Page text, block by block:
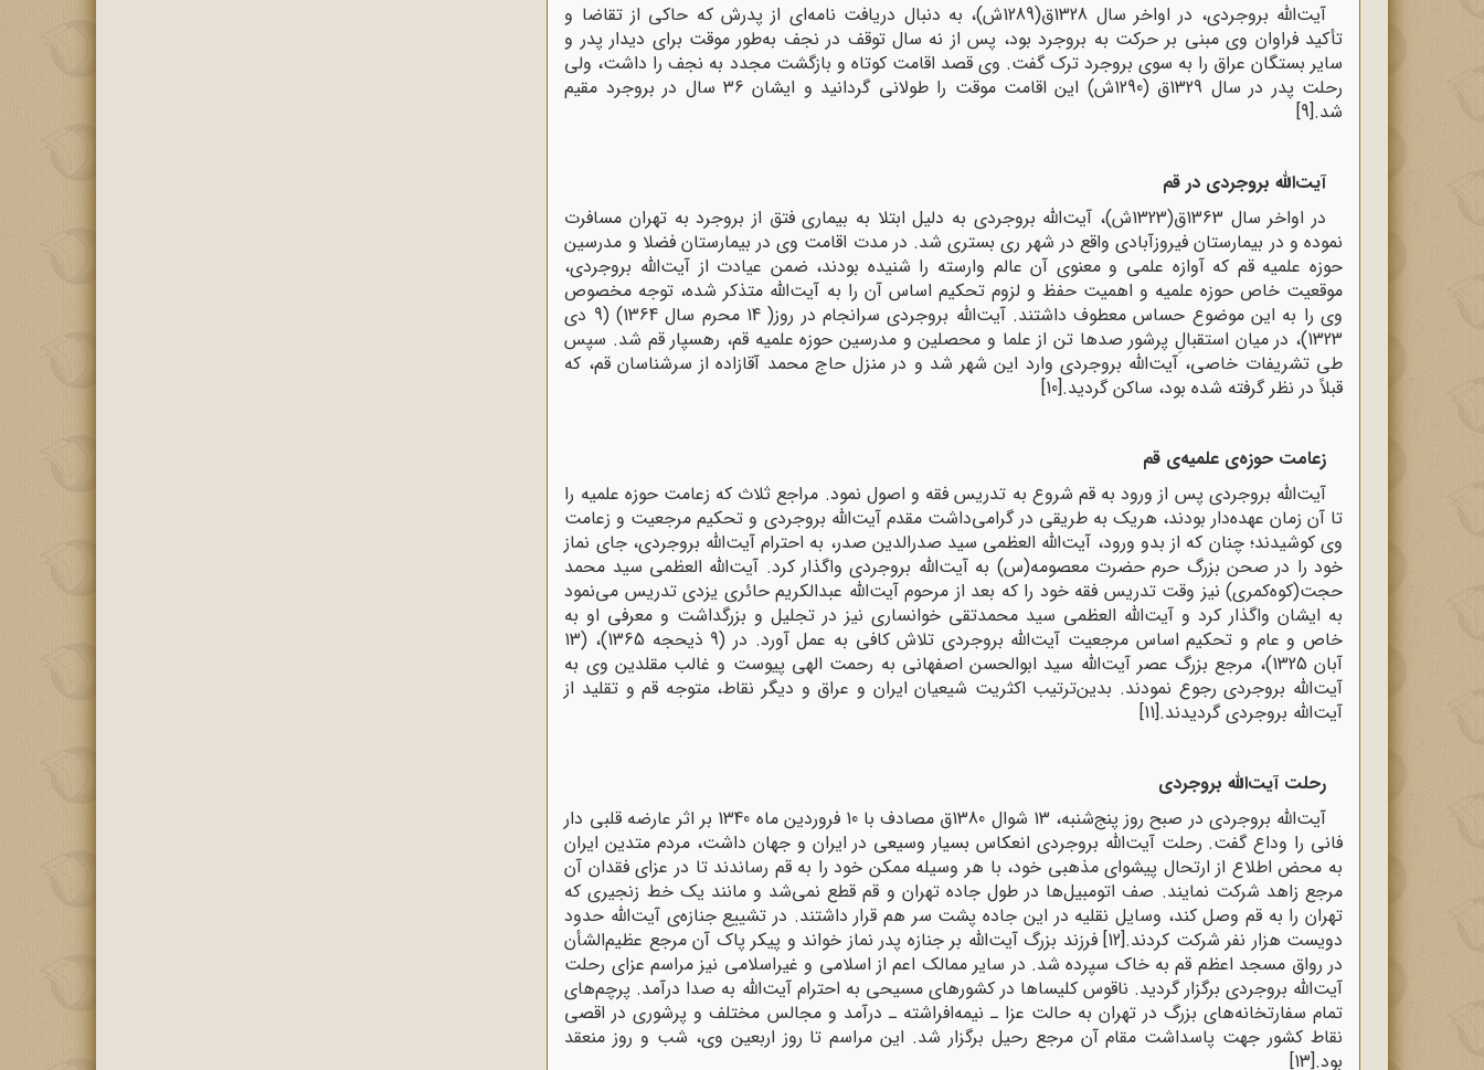
آیت‌الله بروجردی، در اواخر سال 1328ق(1289ش)، به دنبال دریافت نامه‌ای از پدرش که حاکی از تقاضا و
تأکید فراوان وی مبنی بر حرکت به بروجرد بود، پس از نه سال توقف در نجف به‌طور موقت برای دیدار پدر و
سایر بستگان عراق را به سوی بروجرد ترک گفت. وی قصد اقامت کوتاه و بازگشت مجدد به نجف را داشت، ولی
رحلت پدر در سال 1329ق (1290ش) این اقامت موقت را طولانی گردانید و ایشان 36 سال در بروجرد مقیم
شد.[9]
آیت‌الله بروجردی در قم
در اواخر سال 1363ق(1323ش)، آیت‌الله بروجردی به ‌دلیل ابتلا به بیماری فتق از بروجرد به تهران مسافرت
نموده و در بیمارستان فیروزآبادی واقع در شهر ری بستری شد. در مدت اقامت وی در بیمارستان فضلا و مدرسین
حوزه‌ علمیه‌ قم که آوازه‌‌ علمی و معنوی آن عالم وارسته را شنیده بودند، ضمن عیادت از آیت‌الله بروجردی،
موقعیت خاص حوزه‌ علمیه‌ و اهمیت حفظ و لزوم تحکیم اساس آن را به آیت‌الله متذکر شده، توجه مخصوص
وی را به این موضوع حساس معطوف داشتند. آیت‌الله بروجردی سرانجام در روز( 14 محرم سال 1364) (9 دی
1323)، در میان استقبالِ پرشور صدها تن از علما و محصلین و مدرسین حوزه‌ علمیه‌ قم، رهسپار قم شد. سپس
طی تشریفات خاصی، آیت‌الله بروجردی وارد این شهر شد و در منزل حاج محمد آقازاده از سرشناسان قم، که
قبلاً در نظر گرفته شده بود، ساکن گردید.[10]
زعامت حوزه‌ی علمیه‌ی قم
آیت‌الله بروجردی پس از ورود به قم شروع به تدریس فقه و اصول نمود. مراجع ثلاث که زعامت حوزه‌ علمیه را
تا آن زمان عهده‌دار بودند، هریک به طریقی در گرامی‌داشت مقدم آیت‌الله بروجردی و تحکیم مرجعیت و زعامت
وی کوشیدند؛ چنان که از بدو ورود، آیت‌الله ‌العظمی سید صدرالدین صدر، به احترام آیت‌الله بروجردی، جای نماز
خود را در صحن بزرگ حرم حضرت معصومه(س) به آیت‌الله بروجردی واگذار کرد. آیت‌الله ‌العظمی سید محمد
حجت(کوه‌کمری) نیز وقت تدریس فقه خود را که بعد از مرحوم آیت‌الله عبدالکریم حائری یزدی تدریس می‌نمود
به ایشان واگذار کرد و آیت‌الله ‌العظمی سید ‌محمدتقی خوانساری نیز در تجلیل و بزرگداشت و معرفی او به
خاص و عام و تحکیم اساس مرجعیت آیت‌الله بروجردی تلاش کافی به عمل آورد. در (9 ذیحجه 1365)، (13
آبان 1325)، مرجع بزرگ عصر آیت‌الله سید ابوالحسن اصفهانی به رحمت الهی پیوست و غالب مقلدین وی به
آیت‌الله بروجردی رجوع نمودند. بدین‌ترتیب اکثریت شیعیان ایران و عراق و دیگر نقاط، متوجه قم و تقلید از
آیت‌الله بروجردی گردیدند.[11]
رحلت آیت‌الله بروجردی
آیت‌الله بروجردی در صبح روز پنج‌شنبه، 13 شوال 1380ق مصادف با 10 فروردین ماه 1340 بر اثر عارضه قلبی دار
فانی را وداع گفت. رحلت آیت‌الله بروجردی انعکاس بسیار وسیعی در ایران و جهان داشت، مردم متدین ایران
به ‌محض اطلاع از ارتحال پیشوای مذهبی خود، با هر وسیله‌ ممکن خود را به قم رساندند تا در عزای فقدان آن
مرجع زاهد شرکت نمایند. صف اتومبیل‌ها در طول جاده‌ تهران و قم قطع نمی‌شد و مانند ‌یک خط زنجیری که
تهران را به قم وصل کند، وسایل نقلیه در این جاده پشت سر هم قرار داشتند. در تشییع جنازه‌ی آیت‌الله حدود
دویست هزار نفر شرکت کردند.[12]فرزند بزرگ آیت‌الله بر جنازه‌ پدر نماز خواند و پیکر پاک آن مرجع عظیم‌الشأن
در رواق مسجد اعظم قم به خاک سپرده شد. در سایر ممالک اعم از اسلامی و غیراسلامی نیز مراسم عزای رحلت
آیت‌الله بروجردی برگزار گردید. ناقوس کلیساها در کشورهای مسیحی به احترام آیت‌الله به صدا درآمد. پرچم‌های
تمام سفارتخانه‌های بزرگ در تهران به حالت عزا ـ‌‌ نیمه‌افراشته ـ درآمد و مجالس مختلف و پرشوری در اقصی
نقاط کشور جهت پاسداشت مقام آن مرجع رحیل برگزار شد. این مراسم تا روز اربعین وی، شب و روز منعقد
بود.[13]